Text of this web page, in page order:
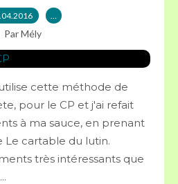
…
Par Mély
cette méthode de
pour le CP et j'ai refait
à ma sauce, en prenant
Le cartable du lutin.
très intéressants que